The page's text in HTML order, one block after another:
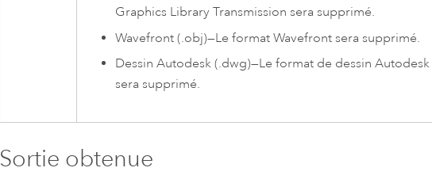
Graphics Library Transmission sera supprimé.
Wavefront (.obj)—Le format Wavefront sera supprimé.
Dessin Autodesk (.dwg)—Le format de dessin Autodesk
sera supprimé.
Sortie obtenue